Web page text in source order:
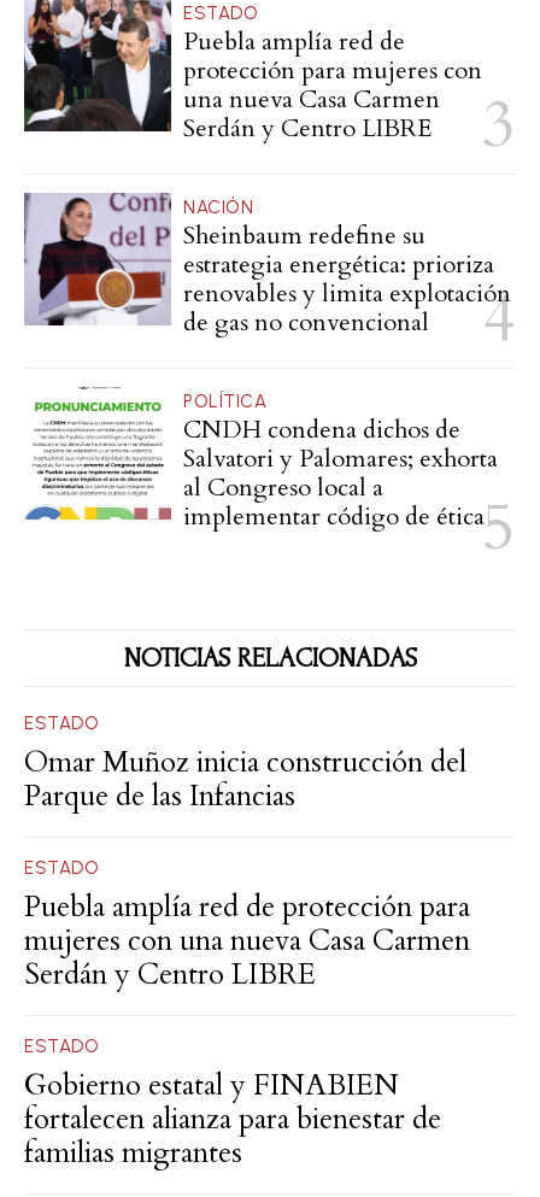
ESTADO
Puebla amplía red de
protección para mujeres con
una nueva Casa Carmen
Serdán y Centro LIBRE
NACIÓN
Sheinbaum redefine su
estrategia energética: prioriza
renovables y limita explotación
de gas no convencional
POLÍTICA
CNDH condena dichos de
Salvatori y Palomares; exhorta
al Congreso local a
implementar código de ética
NOTICIAS RELACIONADAS
ESTADO
Omar Muñoz inicia construcción del
Parque de las Infancias
ESTADO
Puebla amplía red de protección para
mujeres con una nueva Casa Carmen
Serdán y Centro LIBRE
ESTADO
Gobierno estatal y FINABIEN
fortalecen alianza para bienestar de
familias migrantes